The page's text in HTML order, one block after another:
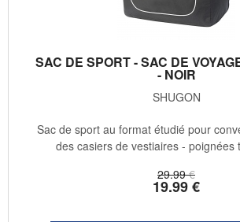
SAC DE SPORT - SAC DE
- NOIR
SHUGON
29.99 €
19.99€
Sac de sport au format étudié pour
des casiers de vestiaires - poignées